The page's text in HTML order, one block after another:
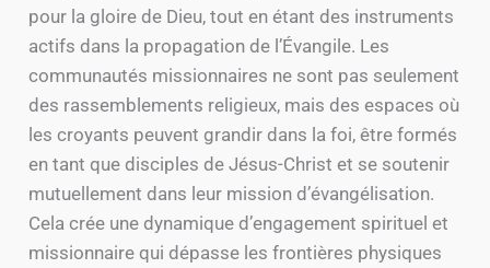
pour la gloire de Dieu, tout en étant des instruments
actifs dans la propagation de l’Évangile. Les
communautés missionnaires ne sont pas seulement
des rassemblements religieux, mais des espaces où
les croyants peuvent grandir dans la foi, être formés
en tant que disciples de Jésus-Christ et se soutenir
mutuellement dans leur mission d’évangélisation.
Cela crée une dynamique d’engagement spirituel et
missionnaire qui dépasse les frontières physiques